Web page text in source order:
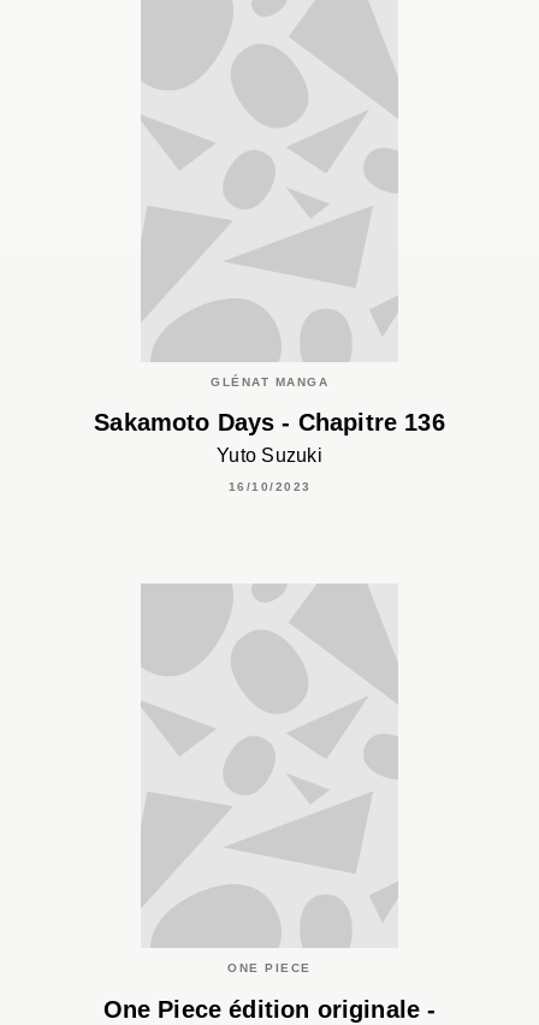
GLÉNAT MANGA
Sakamoto Days - Chapitre 136
Yuto Suzuki
16/10/2023
ONE PIECE
One Piece édition originale -